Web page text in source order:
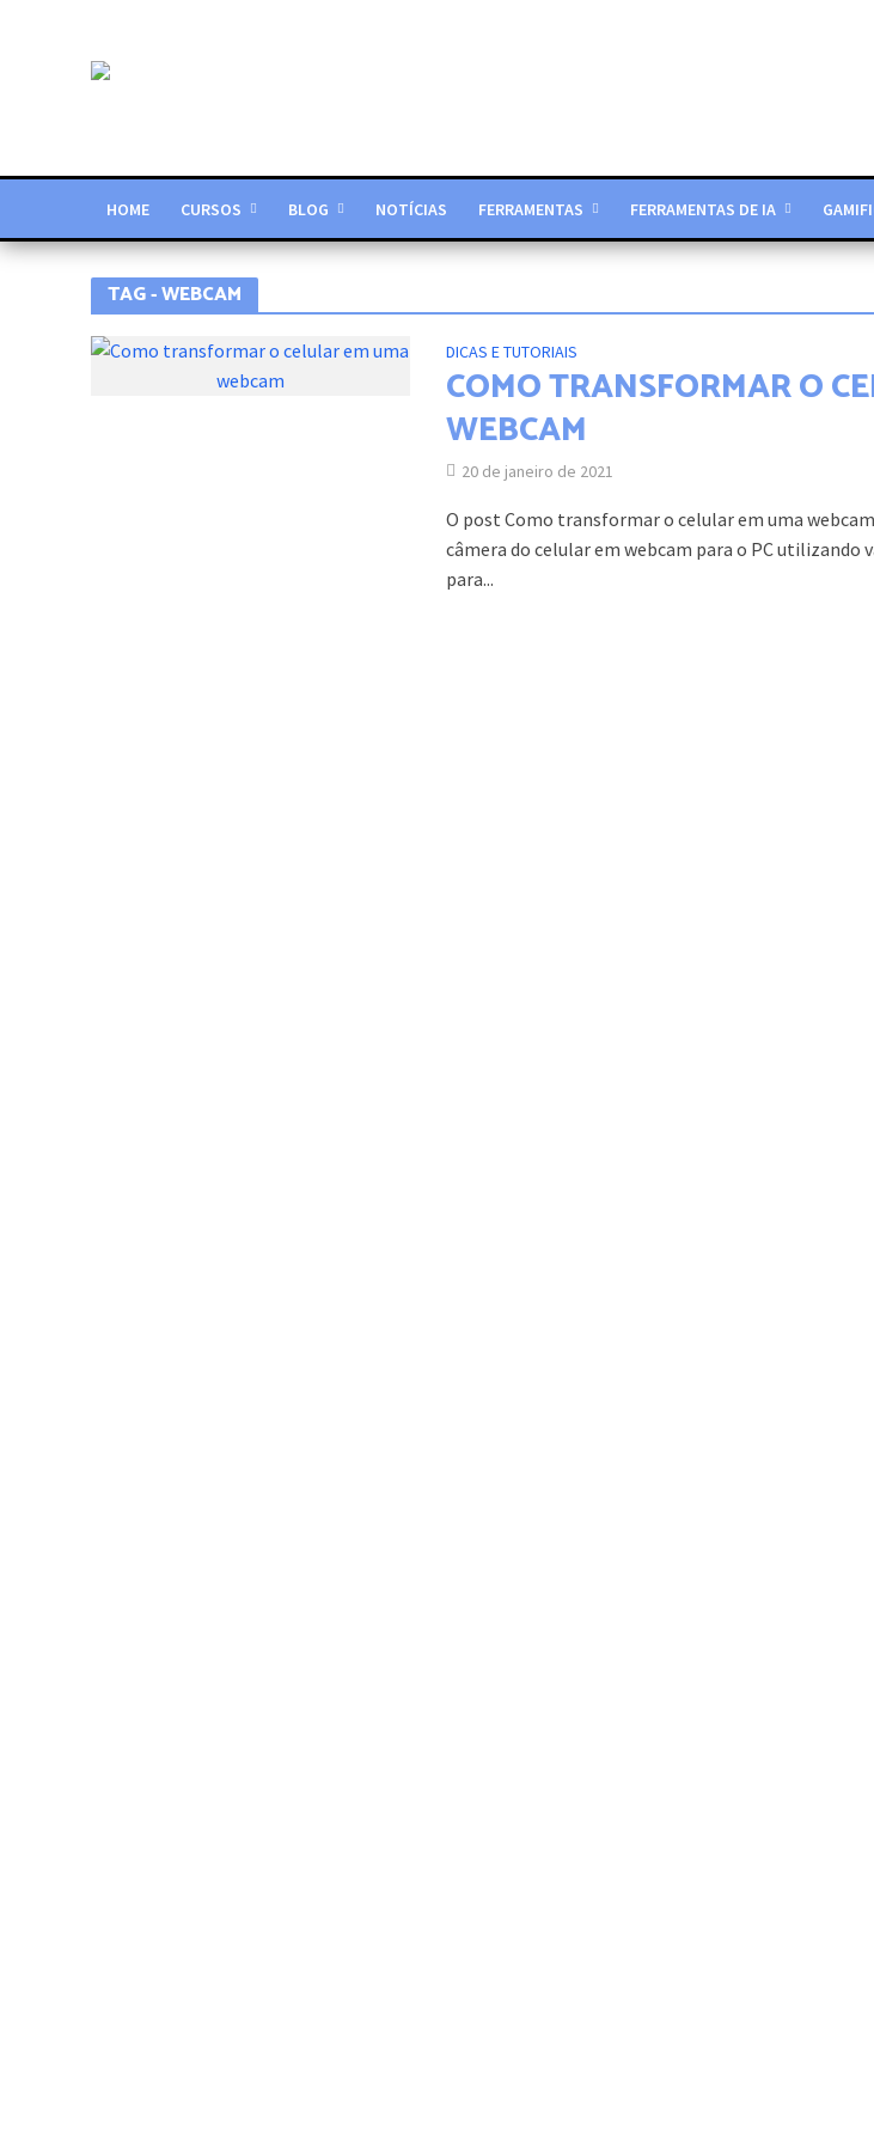
HOME CURSOS BLOG NOTÍCIAS FERRAMENTAS FERRAMENTAS DE IA
TAG - WEBCAM
DICAS E TUTORIAIS
COMO TRANSFORMAR O
WEBCAM
20 de janeiro de 2021
O post Como transformar o celular em uma
câmera do celular em webcam para o PC
para...